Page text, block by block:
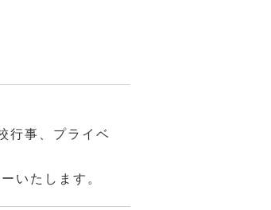
行事、プライベ
いたします。